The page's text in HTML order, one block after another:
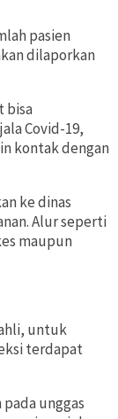
pasien
dilaporkan
bisa
Covid-19,
kontak dengan
ke dinas
Alur seperti
maupun
untuk
terdapat
unggas